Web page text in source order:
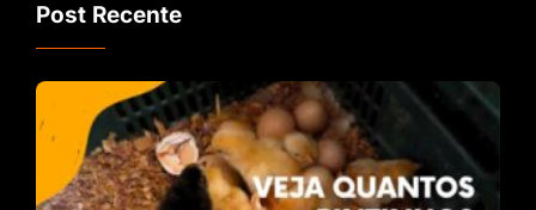
Post Recente